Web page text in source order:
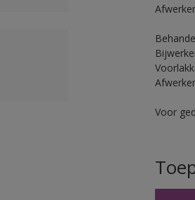
Voor